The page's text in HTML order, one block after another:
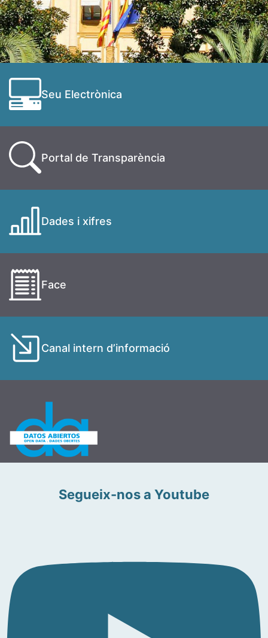
Seu Electrònica
Portal de Transparència
Dades i xifres
Face
Canal intern d’informació
Segueix-nos a Youtube